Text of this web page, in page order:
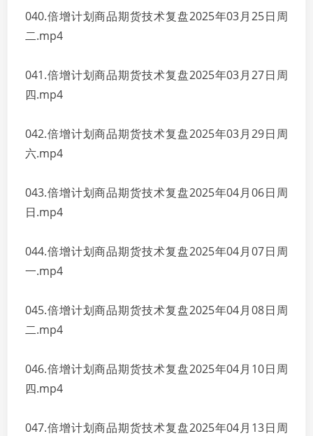
040.倍增计划商品期货技术复盘2025年03月25日周
二.mp4
041.倍增计划商品期货技术复盘2025年03月27日周
四.mp4
042.倍增计划商品期货技术复盘2025年03月29日周
六.mp4
043.倍增计划商品期货技术复盘2025年04月06日周
日.mp4
044.倍增计划商品期货技术复盘2025年04月07日周
一.mp4
045.倍增计划商品期货技术复盘2025年04月08日周
二.mp4
046.倍增计划商品期货技术复盘2025年04月10日周
四.mp4
047.倍增计划商品期货技术复盘2025年04月13日周